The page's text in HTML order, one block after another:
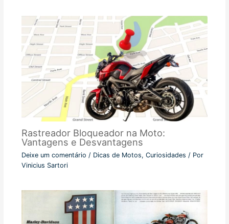
Rastreador Bloqueador na Moto:
Vantagens e Desvantagens
Deixe um comentário / Dicas de Motos, Curiosidades / Por
Vinicius Sartori